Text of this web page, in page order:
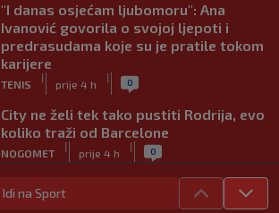
"I danas osjećam ljubomoru": Ana
Ivanović govorila o svojoj ljepoti i
predrasudama koje su je pratile tokom
karijere
TENIS
|
prije 4 h
| 0
City ne želi tek tako pustiti Rodrija, evo
koliko traži od Barcelone
NOGOMET
|
prije 4 h
| 0
Rekorder G lige i NBA All-Star vikenda
potpisao za Gironu
Idi na Sport